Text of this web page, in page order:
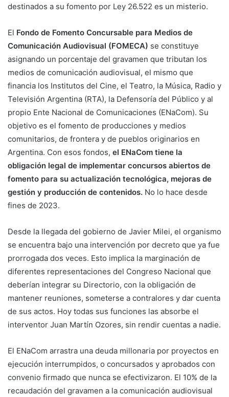
destinados a su fomento por Ley 26.522 es un misterio.
El Fondo de Fomento Concursable para Medios de
Comunicación Audiovisual (FOMECA) se constituye
asignando un porcentaje del gravamen que tributan los
medios de comunicación audiovisual, el mismo que
financia los Institutos del Cine, el Teatro, la Música, Radio y
Televisión Argentina (RTA), la Defensoría del Público y al
propio Ente Nacional de Comunicaciones (ENaCom). Su
objetivo es el fomento de producciones y medios
comunitarios, de frontera y de pueblos originarios en
Argentina. Con esos fondos, el ENaCom tiene la
obligación legal de implementar concursos abiertos de
fomento para su actualización tecnológica, mejoras de
gestión y producción de contenidos. No lo hace desde
fines de 2023.
Desde la llegada del gobierno de Javier Milei, el organismo
se encuentra bajo una intervención por decreto que ya fue
prorrogada dos veces. Esto implica la marginación de
diferentes representaciones del Congreso Nacional que
deberían integrar su Directorio, con la obligación de
mantener reuniones, someterse a contralores y dar cuenta
de sus actos. Hoy todas sus funciones las absorbe el
interventor Juan Martín Ozores, sin rendir cuentas a nadie.
El ENaCom arrastra una deuda millonaria por proyectos en
ejecución interrumpidos, o concursados y aprobados con
convenio firmado que nunca se efectivizaron. El 10% de la
recaudación del gravamen a la comunicación audiovisual